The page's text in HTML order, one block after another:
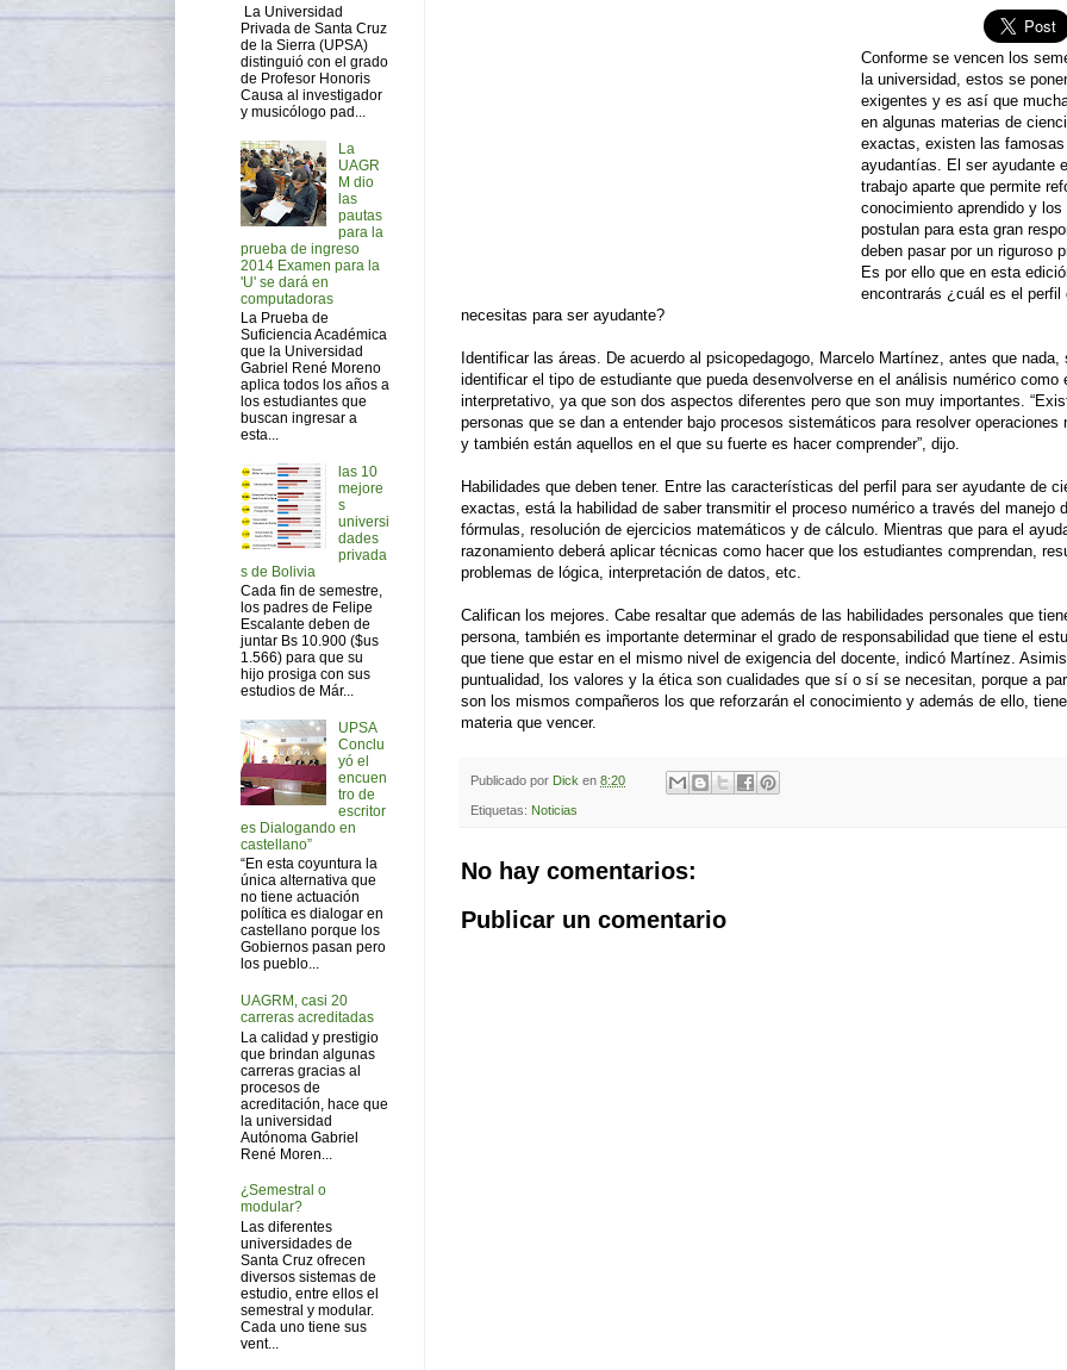
Conforme se vencen los
la universidad, estos se
exigentes y es así que
en algunas materias de
exactas, existen las famosas
ayudantías. El ser ayudante
trabajo aparte que permite
conocimiento aprendido y los
postulan para esta gran
deben pasar por un riguroso
Es por ello que en esta
encontrarás ¿cuál es el perfil
necesitas para ser ayudante?
Identificar las áreas. De acuerdo al psicopedagogo, Marcelo Martínez, antes que nada,
identificar el tipo de estudiante que pueda desenvolverse en el análisis numérico como
interpretativo, ya que son dos aspectos diferentes pero que son muy importantes.
personas que se dan a entender bajo procesos sistemáticos para resolver operaciones
y también están aquellos en el que su fuerte es hacer comprender”, dijo.
Habilidades que deben tener. Entre las características del perfil para ser ayudante de
exactas, está la habilidad de saber transmitir el proceso numérico a través del manejo
fórmulas, resolución de ejercicios matemáticos y de cálculo. Mientras que para el
razonamiento deberá aplicar técnicas como hacer que los estudiantes comprendan,
problemas de lógica, interpretación de datos, etc.
Califican los mejores. Cabe resaltar que además de las habilidades personales que
persona, también es importante determinar el grado de responsabilidad que tiene el
que tiene que estar en el mismo nivel de exigencia del docente, indicó Martínez.
puntualidad, los valores y la ética son cualidades que sí o sí se necesitan, porque a
son los mismos compañeros los que reforzarán el conocimiento y además de ello,
materia que vencer.
Publicado por Dick en 8:20
Etiquetas: Noticias
No hay comentarios:
Publicar un comentario
La Universidad
Privada de Santa Cruz
de la Sierra (UPSA)
distinguió con el grado
de Profesor Honoris
Causa al investigador
y musicólogo pad...
La
UAGR
M dio
las
pautas
para la
prueba de ingreso
2014 Examen para la
'U' se dará en
computadoras
La Prueba de
Suficiencia Académica
que la Universidad
Gabriel René Moreno
aplica todos los años a
los estudiantes que
buscan ingresar a
esta...
las 10
mejore
s
universi
dades
privada
s de Bolivia
Cada fin de semestre,
los padres de Felipe
Escalante deben de
juntar Bs 10.900 ($us
1.566) para que su
hijo prosiga con sus
estudios de Már...
UPSA
Conclu
yó el
encuen
tro de
escritor
es Dialogando en
castellano”
“En esta coyuntura la
única alternativa que
no tiene actuación
política es dialogar en
castellano porque los
Gobiernos pasan pero
los pueblo...
UAGRM, casi 20
carreras acreditadas
La calidad y prestigio
que brindan algunas
carreras gracias al
procesos de
acreditación, hace que
la universidad
Autónoma Gabriel
René Moren...
¿Semestral o
modular?
Las diferentes
universidades de
Santa Cruz ofrecen
diversos sistemas de
estudio, entre ellos el
semestral y modular.
Cada uno tiene sus
vent...